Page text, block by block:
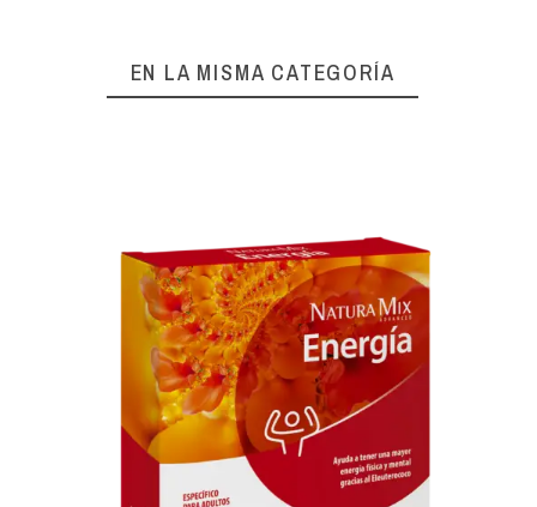
EN LA MISMA CATEGORÍA